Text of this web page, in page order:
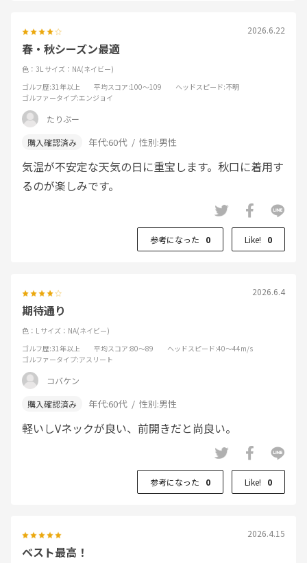
2026.6.22
春・秋シーズン最適
色：3L サイズ：NA(ネイビー)
ゴルフ歴:31年以上 平均スコア:100～109 ヘッドスピード:不明
ゴルファータイプ:エンジョイ
たりぶー
年代:60代 性別:男性
気温が不安定な天気の日に重宝します。秋口に着用す
るのが楽しみです。
参考になった 0 Like! 0
2026.6.4
期待通り
色：L サイズ：NA(ネイビー)
ゴルフ歴:31年以上 平均スコア:80～89 ヘッドスピード:40～44m/s
ゴルファータイプ:アスリート
コバケン
年代:60代 性別:男性
軽いしVネックが良い、前開きだと尚良い。
参考になった 0 Like! 0
2026.4.15
ベスト最高！